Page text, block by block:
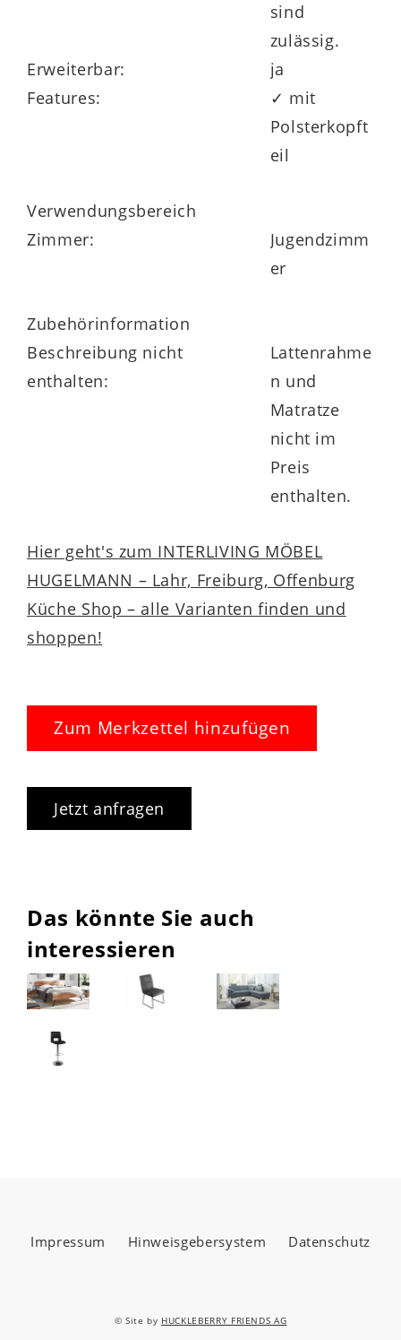
sind
zulässig.
Erweiterbar:
ja
Features:
✓ mit
Polsterkopft
eil
Verwendungsbereich
Zimmer:
Jugendzimm
er
Zubehörinformation
Beschreibung nicht
enthalten:
Lattenrahme
n und
Matratze
nicht im
Preis
enthalten.
Hier geht's zum INTERLIVING MÖBEL
HUGELMANN – Lahr, Freiburg, Offenburg
Küche Shop – alle Varianten finden und
shoppen!
Zum Merkzettel hinzufügen
Jetzt anfragen
Das könnte Sie auch
interessieren
Impressum Hinweisgebersystem Datenschutz
© Site by HUCKLEBERRY FRIENDS AG